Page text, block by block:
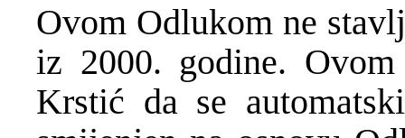
Ovom Odlukom ne
iz 2000. godine.
Krstić da se